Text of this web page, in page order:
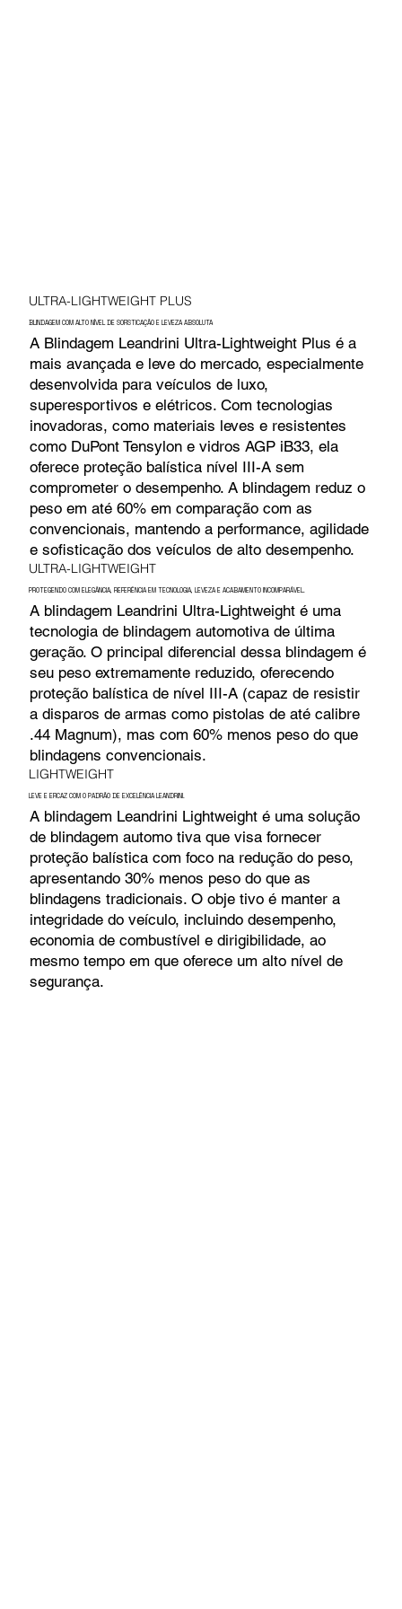
ULTRA-LIGHTWEIGHT PLUS
BLINDAGEM COM ALTO NÍVEL DE SOFISTICAÇÃO E LEVEZA ABSOLUTA
A Blindagem Leandrini Ultra-Lightweight Plus é a
mais avançada e leve do mercado, especialmente
desenvolvida para veículos de luxo,
superesportivos e elétricos. Com tecnologias
inovadoras, como materiais leves e resistentes
como DuPont Tensylon e vidros AGP iB33, ela
oferece proteção balística nível III-A sem
comprometer o desempenho. A blindagem reduz o
peso em até 60% em comparação com as
convencionais, mantendo a performance, agilidade
e sofisticação dos veículos de alto desempenho.
ULTRA-LIGHTWEIGHT
PROTEGENDO COM ELEGÂNCIA, REFERÊNCIA EM TECNOLOGIA, LEVEZA E ACABAMENTO INCOMPARÁVEL.
A blindagem Leandrini Ultra-Lightweight é uma
tecnologia de blindagem automotiva de última
geração. O principal diferencial dessa blindagem é
seu peso extremamente reduzido, oferecendo
proteção balística de nível III-A (capaz de resistir
a disparos de armas como pistolas de até calibre
.44 Magnum), mas com 60% menos peso do que
blindagens convencionais.
LIGHTWEIGHT
LEVE E EFICAZ COM O PADRÃO DE EXCELÊNCIA LEANDRINI.
A blindagem Leandrini Lightweight é uma solução
de blindagem automo tiva que visa fornecer
proteção balística com foco na redução do peso,
apresentando 30% menos peso do que as
blindagens tradicionais. O obje tivo é manter a
integridade do veículo, incluindo desempenho,
economia de combustível e dirigibilidade, ao
mesmo tempo em que oferece um alto nível de
segurança.